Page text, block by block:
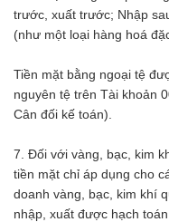
trước, xuất trước; Nhập
(như một loại hàng hoá
Tiền mặt bằng ngoại tệ
nguyên tệ trên Tài khoản
Cân đối kế toán).
7. Đối với vàng, bạc, kim
tiền mặt chỉ áp dụng cho
doanh vàng, bạc, kim khí
nhập, xuất được hạch